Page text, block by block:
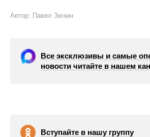
Автор: Павел Зюзин
Все эксклюзивы и самые
новости читайте в нашем
Вступайте в нашу группу